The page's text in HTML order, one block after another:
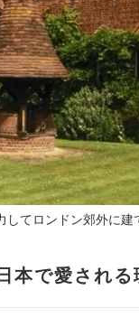
てロンドン郊外に
本で愛される